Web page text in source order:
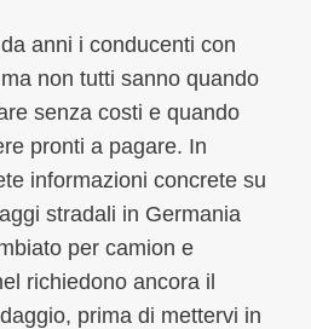
anni i conducenti con
non tutti sanno quando
senza costi e quando
pronti a pagare. In
informazioni concrete su
stradali in Germania
per camion e
richiedono ancora il
prima di mettervi in